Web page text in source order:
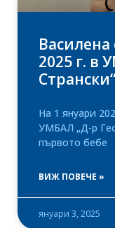
Василена
2025 г. в
На 1 януари
УМБАЛ „Д-р
първото бебе
ВИЖ ПОВЕЧЕ »
януари 3, 2025